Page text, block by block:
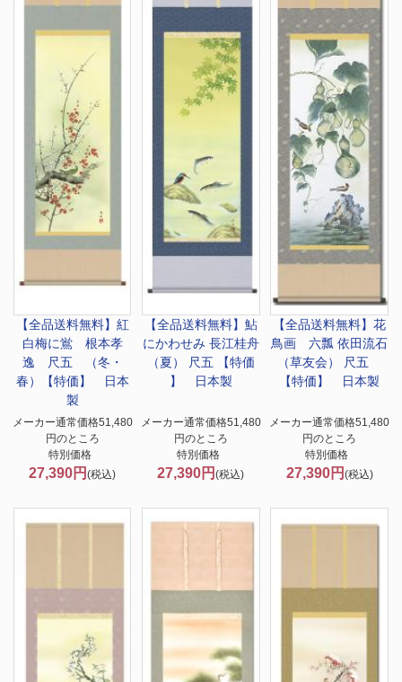
【全品送料無料】 紅
白梅に鴬 根本孝
逸 尺五 （冬・
春）【特価】 日本
製
メーカー通常価格51,480
円のところ
特別価格
27,390円(税込)
【全品送料無料】 鮎
にかわせみ 長江桂舟
（夏） 尺五 【特価
】 日本製
メーカー通常価格51,480
円のところ
特別価格
27,390円(税込)
【全品送料無料】花
鳥画 六瓢 依田流石
（草友会） 尺五
【特価】 日本製
メーカー通常価格51,480
円のところ
特別価格
27,390円 (税込)